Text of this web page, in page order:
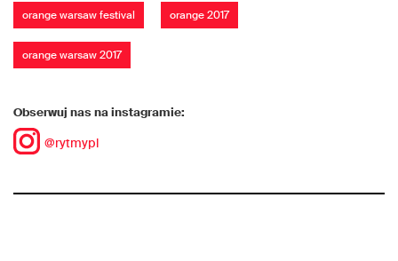
orange warsaw festival orange 2017
orange warsaw 2017
Obserwuj nas na instagramie:
@rytmypl